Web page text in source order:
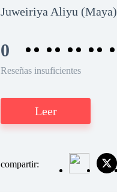
Juweiriya Aliyu (Maya)
0
Reseñas insuficientes
Leer
compartir: